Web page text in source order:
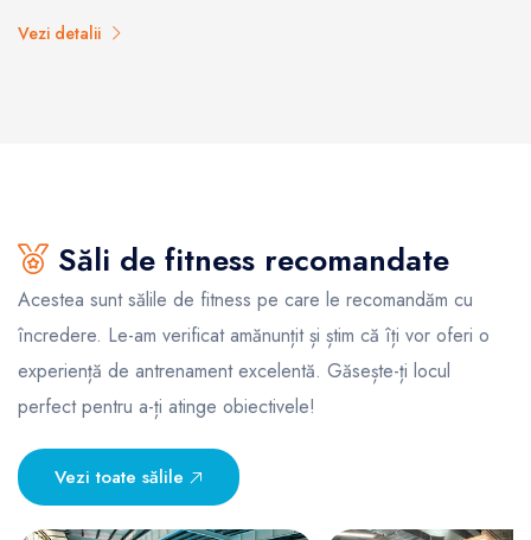
Vezi detalii
Săli de fitness recomandate
Acestea sunt sălile de fitness pe care le recomandăm cu
încredere. Le-am verificat amănunțit și știm că îți vor oferi o
experiență de antrenament excelentă. Găsește-ți locul
perfect pentru a-ți atinge obiectivele!
Vezi toate sălile